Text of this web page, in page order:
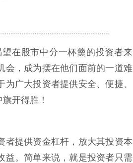
在股市中分一杯羹的投资者来
会，成为摆在他们面前的一道难
广大投资者提供安全、便捷、
开得胜！
者提供资金杠杆，放大其投资本
益。简单来说，就是投资者只需